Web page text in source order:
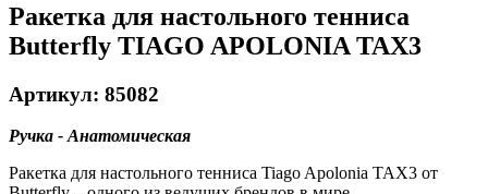
Ракетка для настольного тенниса
Butterfly TIAGO APOLONIA TAX3
Артикул: 85082
Ручка - Анатомическая
Ракетка для настольного тенниса Tiago Apolonia TAX3 от